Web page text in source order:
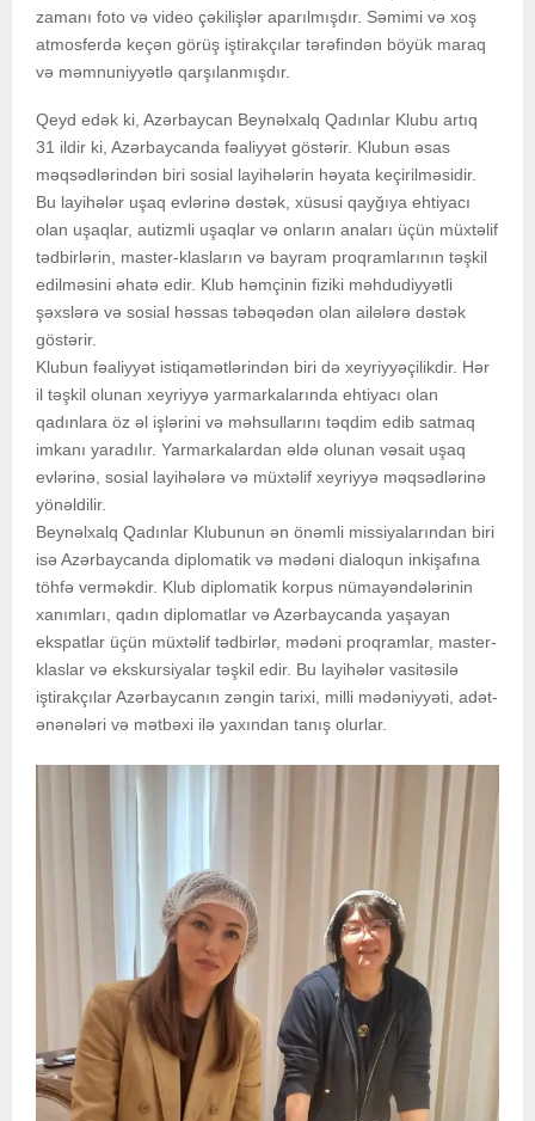
zamanı foto və video çəkilişlər aparılmışdır. Səmimi və xoş
atmosferdə keçən görüş iştirakçılar tərəfindən böyük maraq
və məmnuniyyətlə qarşılanmışdır.
Qeyd edək ki, Azərbaycan Beynəlxalq Qadınlar Klubu artıq
31 ildir ki, Azərbaycanda fəaliyyət göstərir. Klubun əsas
məqsədlərindən biri sosial layihələrin həyata keçirilməsidir.
Bu layihələr uşaq evlərinə dəstək, xüsusi qayğıya ehtiyacı
olan uşaqlar, autizmli uşaqlar və onların anaları üçün müxtəlif
tədbirlərin, master-klasların və bayram proqramlarının təşkil
edilməsini əhatə edir. Klub həmçinin fiziki məhdudiyyətli
şəxslərə və sosial həssas təbəqədən olan ailələrə dəstək
göstərir.
Klubun fəaliyyət istiqamətlərindən biri də xeyriyyəçilikdir. Hər
il təşkil olunan xeyriyyə yarmarkalarında ehtiyacı olan
qadınlara öz əl işlərini və məhsullarını təqdim edib satmaq
imkanı yaradılır. Yarmarkalardan əldə olunan vəsait uşaq
evlərinə, sosial layihələrə və müxtəlif xeyriyyə məqsədlərinə
yönəldilir.
Beynəlxalq Qadınlar Klubunun ən önəmli missiyalarından biri
isə Azərbaycanda diplomatik və mədəni dialoqun inkişafına
töhfə verməkdir. Klub diplomatik korpus nümayəndələrinin
xanımları, qadın diplomatlar və Azərbaycanda yaşayan
ekspatlar üçün müxtəlif tədbirlər, mədəni proqramlar, master-
klaslar və ekskursiyalar təşkil edir. Bu layihələr vasitəsilə
iştirakçılar Azərbaycanın zəngin tarixi, milli mədəniyyəti, adət-
ənənələri və mətbəxi ilə yaxından tanış olurlar.